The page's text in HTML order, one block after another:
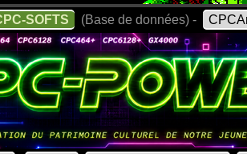
SOFTS (Base de données) -